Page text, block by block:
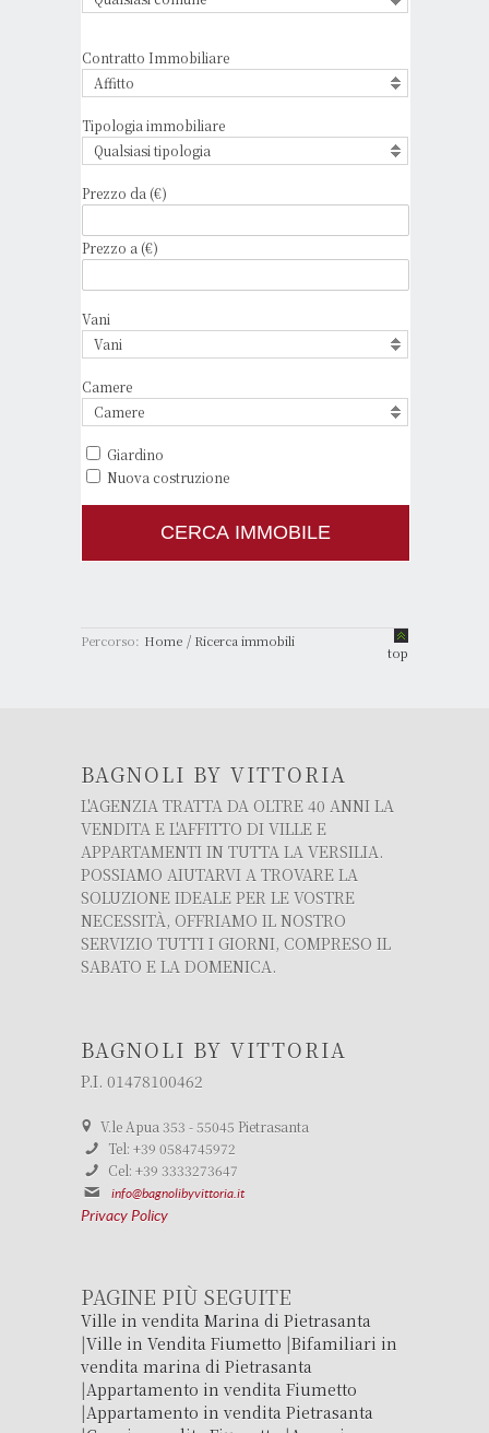
Contratto Immobiliare
Affitto
Tipologia immobiliare
Qualsiasi tipologia
Prezzo da (€)
Prezzo a (€)
Vani
Vani
Camere
Camere
Giardino
Nuova costruzione
Percorso: Home / Ricerca immobili
top
BAGNOLI BY VITTORIA
L'AGENZIA TRATTA DA OLTRE 40 ANNI LA
VENDITA E L'AFFITTO DI VILLE E
APPARTAMENTI IN TUTTA LA VERSILIA.
POSSIAMO AIUTARVI A TROVARE LA
SOLUZIONE IDEALE PER LE VOSTRE
NECESSITÀ, OFFRIAMO IL NOSTRO
SERVIZIO TUTTI I GIORNI, COMPRESO IL
SABATO E LA DOMENICA.
BAGNOLI BY VITTORIA
P.I. 01478100462
V.le Apua 353 - 55045 Pietrasanta
Tel: +39 0584745972
Cel: +39 3333273647
info@bagnolibyvittoria.it
Privacy Policy
PAGINE PIÙ SEGUITE
Ville in vendita Marina di Pietrasanta
|Ville in Vendita Fiumetto |Bifamiliari in
vendita marina di Pietrasanta
|Appartamento in vendita Fiumetto
|Appartamento in vendita Pietrasanta